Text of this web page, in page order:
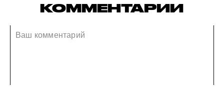
КОММЕНТАРИИ